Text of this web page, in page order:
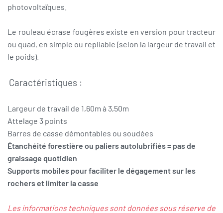
photovoltaïques.
Le rouleau écrase fougères existe en version pour tracteur
ou quad, en simple ou repliable (selon la largeur de travail et
le poids).
Caractéristiques :
Largeur de travail de 1,60m à 3,50m
Attelage 3 points
Barres de casse démontables ou soudées
Étanchéité forestière ou paliers autolubrifiés = pas de
graissage quotidien
Supports mobiles pour faciliter le dégagement sur les
rochers et limiter la casse
Les informations techniques sont données sous réserve de